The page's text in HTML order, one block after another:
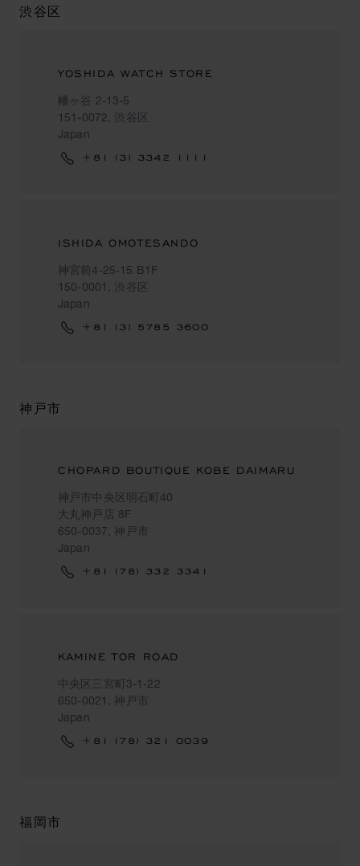
渋谷区
YOSHIDA WATCH STORE
幡ヶ谷 2-13-5
151-0072, 渋谷区
Japan
+81 (3) 3342 1111
ISHIDA OMOTESANDO
神宮前4-25-15 B1F
150-0001, 渋谷区
Japan
+81 (3) 5785 3600
神戸市
CHOPARD BOUTIQUE KOBE DAIMARU
神戸市中央区明石町40
大丸神戸店 8F
650-0037, 神戸市
Japan
+81 (78) 332 3341
KAMINE TOR ROAD
中央区三宮町3-1-22
650-0021, 神戸市
Japan
+81 (78) 321 0039
福岡市